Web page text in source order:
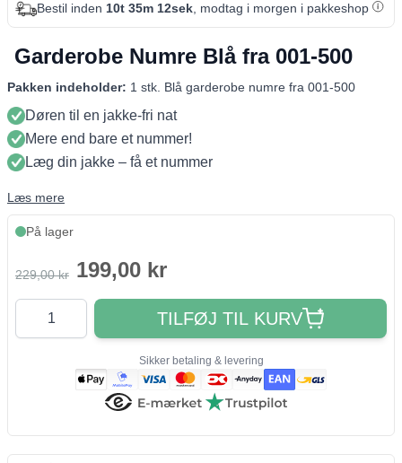
Bestil inden 10t 35m 12sek, modtag i morgen i pakkeshop
Garderobe Numre Blå fra 001-500
Pakken indeholder: 1 stk. Blå garderobe numre fra 001-500
Døren til en jakke-fri nat
Mere end bare et nummer!
Læg din jakke – få et nummer
Læs mere
På lager
229,00 kr 199,00 kr
Antal
TILFØJ TIL KURV
Sikker betaling & levering